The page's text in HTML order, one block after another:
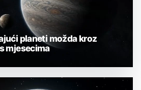
planeti možda kroz
mjesecima